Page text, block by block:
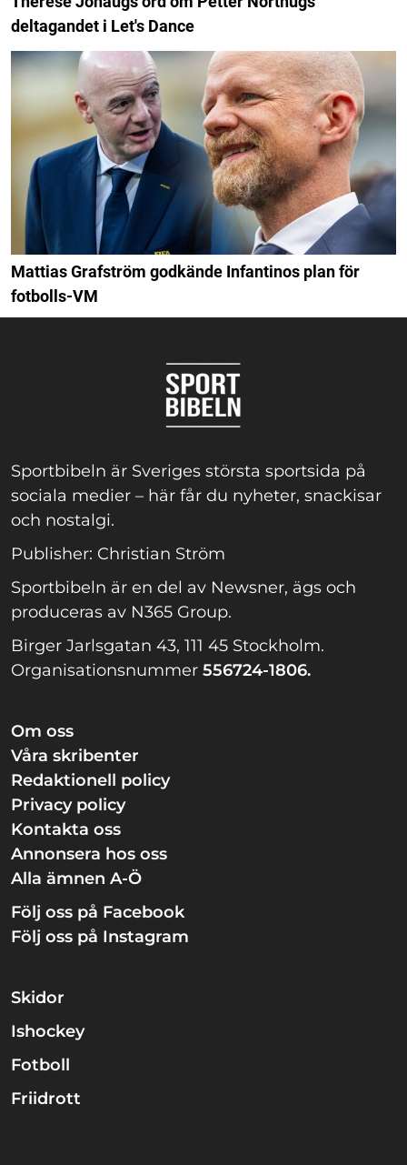
deltagandet i Let's Dance
Mattias Grafström godkände Infantinos plan för
fotbolls-VM
Sportbibeln är Sveriges största sportsida på
sociala medier – här får du nyheter, snackisar
och nostalgi.
Publisher: Christian Ström
Sportbibeln är en del av Newsner, ägs och
produceras av N365 Group.
Birger Jarlsgatan 43, 111 45 Stockholm.
Organisationsnummer 556724-1806.
Om oss
Våra skribenter
Redaktionell policy
Privacy policy
Kontakta oss
Annonsera hos oss
Alla ämnen A-Ö
Följ oss på Facebook
Följ oss på Instagram
Skidor
Ishockey
Fotboll
Friidrott